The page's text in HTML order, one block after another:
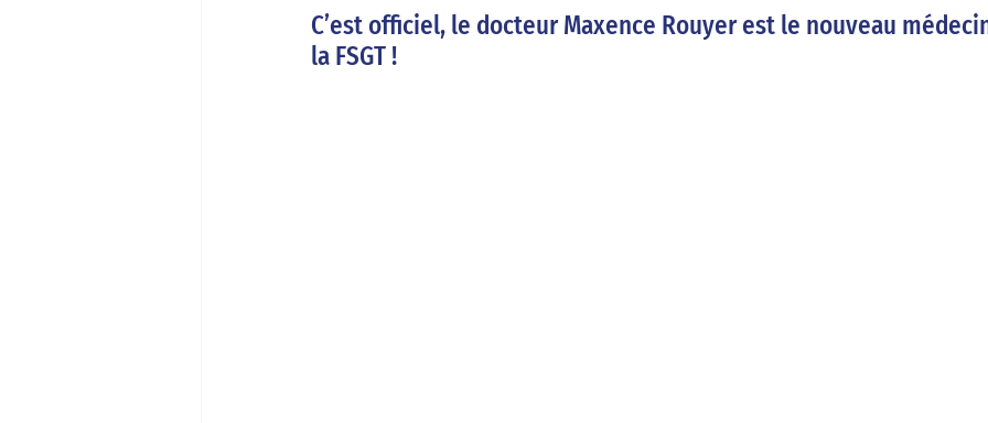
C’est officiel, le docteur Maxence Rouyer est le nouveau
la FSGT !